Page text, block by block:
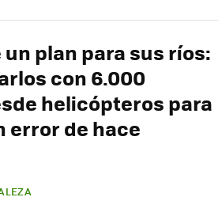
un plan para sus ríos:
con 6.000
helicópteros para
error de hace